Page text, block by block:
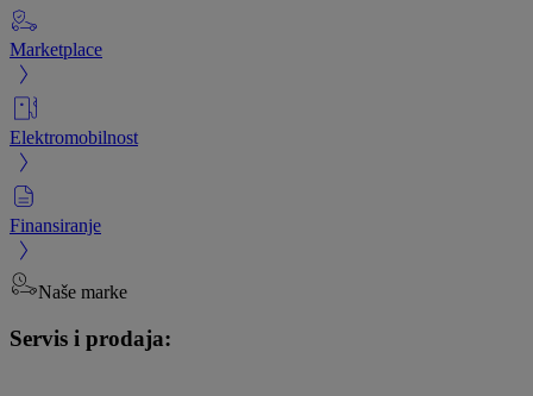
Marketplace
Elektromobilnost
Finansiranje
Naše marke
Servis i prodaja: